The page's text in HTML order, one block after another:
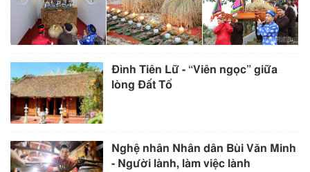
Đình Tiên Lữ - “Viên ngọc” giữa
lòng Đất Tổ
Nghệ nhân Nhân dân Bùi Văn Minh
- Người lành, làm việc lành